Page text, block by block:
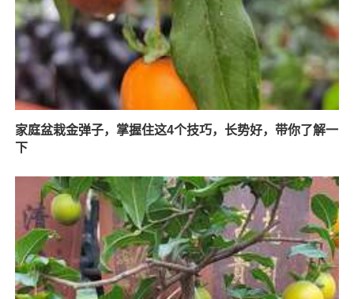
家庭盆栽金弹子，掌握住这4个技巧，长势好，带你了解一
下